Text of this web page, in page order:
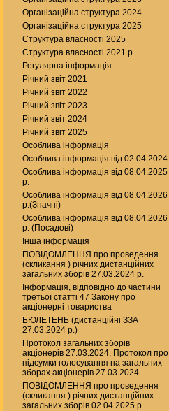
Організаційна структура 2024
Організаційна структура 2025
Структура власності 2025
Структура власності 2021 р.
Регулярна інформація
Річний звіт 2021
Річний звіт 2022
Річний звіт 2023
Річний звіт 2024
Річний звіт 2025
Особлива інформація
Особлива інформація від 02.04.2024
Особлива інформація від 08.04.2025
р.
Особлива інформація від 08.04.2026
р.(Значні)
Особлива інформація від 08.04.2026
р. (Посадові)
Інша інформація
ПОВІДОМЛЕННЯ про проведення
(скликання ) річних дистанційних
загальних зборів 27.03.2024 р.
Інформація, відповідно до частини
третьої статті 47 Закону про
акціонерні товариства
БЮЛЕТЕНЬ (дистанційні ЗЗА
27.03.2024 р.)
Протокол загальних зборів
акціонерів 27.03.2024, Протокол про
підсумки голосування на загальних
зборах акціонерів 27.03.2024
ПОВІДОМЛЕННЯ про проведення
(скликання ) річних дистанційних
загальних зборів 02.04.2025 р.